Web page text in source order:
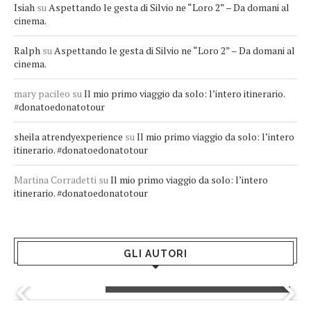
Isiah suAspettando le gesta di Silvio ne “Loro 2” – Da domani al
cinema.
Ralph suAspettando le gesta di Silvio ne “Loro 2” – Da domani al
cinema.
mary pacileo suIl mio primo viaggio da solo: l’intero itinerario.
#donatoedonatotour
sheila atrendyexperience suIl mio primo viaggio da solo: l’intero
itinerario. #donatoedonatotour
Martina Corradetti suIl mio primo viaggio da solo: l’intero
itinerario. #donatoedonatotour
GLI AUTORI